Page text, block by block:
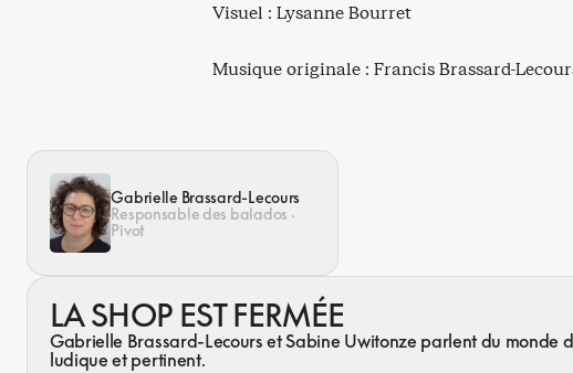
LA SHOP EST FERMÉE
Gabrielle Brassard-Lecours et Sabine Uwitonze parlent du monde
ludique et pertinent.
Gabrielle Brassard-Lecours
Responsable des balados ·
Pivot
Visuel : Lysanne Bourret
Musique originale : Francis Brassard-